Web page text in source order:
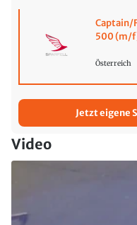
Captain/
500 (m/
Österreich
Jetzt eigene
Video